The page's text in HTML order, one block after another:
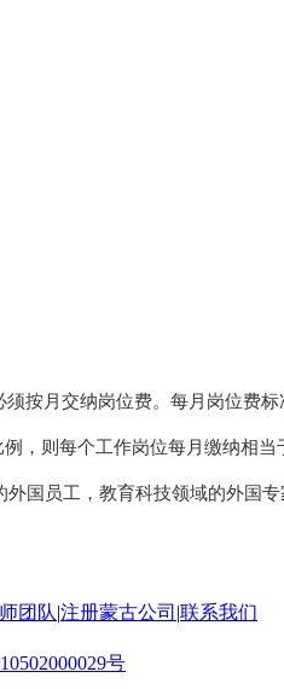
按月交纳岗位费。每月岗位费
，则每个工作岗位每月缴纳相当
国员工，教育科技领域的外国
团队 注册蒙古公司 联系我们
号